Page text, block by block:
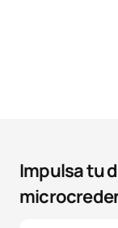
Impulsa tu